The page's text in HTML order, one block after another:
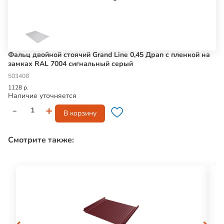
Фальц двойной стоячий Grand Line 0,45 Драп с пленкой на
замках RAL 7004 сигнальный серый
503408
1128 р.
Наличие уточняется
- + В корзину
Смотрите также: